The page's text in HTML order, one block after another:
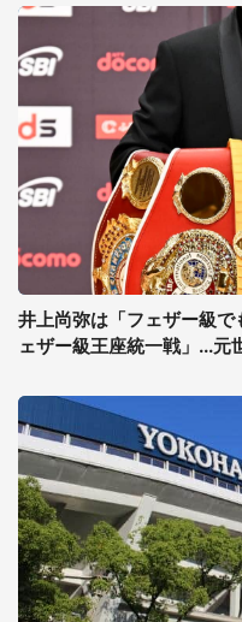
井上尚弥は「フェザー級
ェザー級王座統一戦」...元